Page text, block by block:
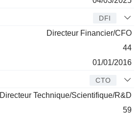
DFI
Directeur Financier/CFO
44
01/01/2016
CTO
Directeur Technique/Scientifique/R&D
59